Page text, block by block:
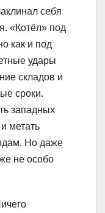
себя
«Котёл» под
как и под
удары
складов и
сроки.
западных
и метать
Но даже
не особо